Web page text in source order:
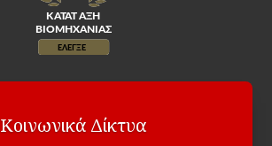
Κοινωνικά Δίκτυα